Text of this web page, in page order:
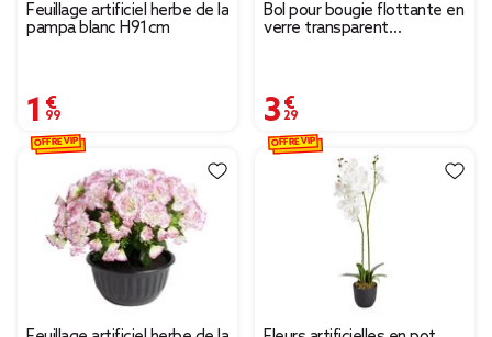
Feuillage artificiel herbe de la
pampa blanc H91cm
1,99 €
Bol pour bougie flottante en
verre transparent
3,29 €
OFFRE VIP OFFRE VIP